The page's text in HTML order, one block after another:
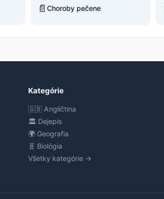
📄 Choroby pečene
Kategórie
🇬🇧 Angličtina
🏛️ Dejepis
🌍 Geografia
🧬 Biológia
Všetky kategórie →